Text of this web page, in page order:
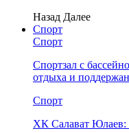
Назад Далее
Спорт
Спорт
Спортзал с
отдыха и
Спорт
ХК Салават Юлаев: